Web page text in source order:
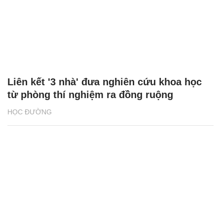
HỌC ĐƯỜNG
Liên kết '3 nhà' đưa nghiên cứu khoa học
từ phòng thí nghiệm ra đồng ruộng